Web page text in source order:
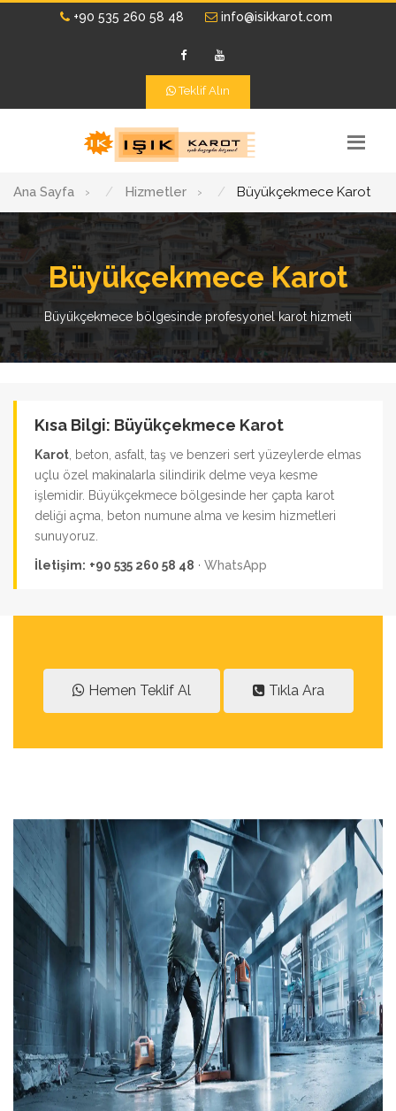
+90 535 260 58 48 info@isikkarot.com
Teklif Alın
Ana Sayfa › Hizmetler › Büyükçekmece Karot
Büyükçekmece Karot
Büyükçekmece bölgesinde profesyonel karot hizmeti
Kısa Bilgi: Büyükçekmece Karot
Karot , beton, asfalt, taş ve benzeri sert yüzeylerde elmas
uçlu özel makinalarla silindirik delme veya kesme
işlemidir. Büyükçekmece bölgesinde her çapta karot
deliği açma, beton numune alma ve kesim hizmetleri
sunuyoruz.
İletişim: +90 535 260 58 48 · WhatsApp
Hemen Teklif Al Tıkla Ara